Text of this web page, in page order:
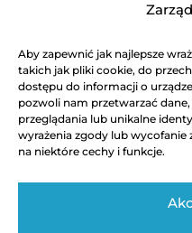
Aby zapewnić jak najlepsze
takich jak pliki cookie, do
dostępu do informacji o
pozwoli nam przetwarzać
przeglądania lub unikalne
wyrażenia zgody lub wycofanie
na niektóre cechy i funkcje.